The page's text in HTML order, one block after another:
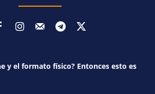
y el formato físico? Entonces esto es